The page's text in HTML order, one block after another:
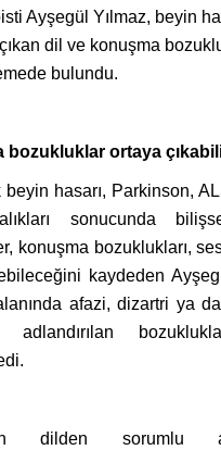
Ayşegül Yılmaz, beyin
dil ve konuşma
bulundu.
bozukluklar ortaya
beyin hasarı, Parkinson,
sonucunda
konuşma bozuklukları,
kaydeden
afazi, dizartri ya
dilden sorumlu